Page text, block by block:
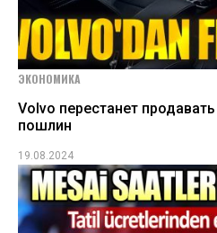
ЭКОНОМИКА
Volvo перестанет
пошлин
19.08.2024